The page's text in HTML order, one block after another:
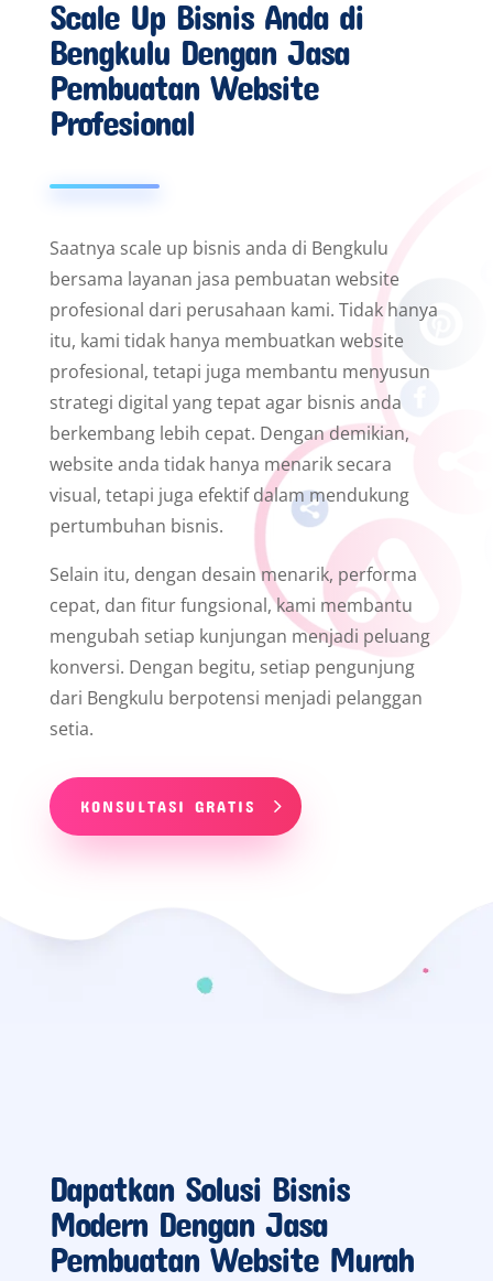
Scale Up Bisnis Anda di
Bengkulu Dengan Jasa
Pembuatan Website
Profesional
Saatnya scale up bisnis anda di Bengkulu
bersama layanan jasa pembuatan website
profesional dari perusahaan kami. Tidak hanya
itu, kami tidak hanya membuatkan website
profesional, tetapi juga membantu menyusun
strategi digital yang tepat agar bisnis anda
berkembang lebih cepat. Dengan demikian,
website anda tidak hanya menarik secara
visual, tetapi juga efektif dalam mendukung
pertumbuhan bisnis.
Selain itu, dengan desain menarik, performa
cepat, dan fitur fungsional, kami membantu
mengubah setiap kunjungan menjadi peluang
konversi. Dengan begitu, setiap pengunjung
dari Bengkulu berpotensi menjadi pelanggan
setia.
KONSULTASI GRATIS
Dapatkan Solusi Bisnis
Modern Dengan Jasa
Pembuatan Website Murah